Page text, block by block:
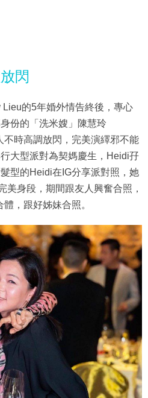
閃
的5年婚外情告終後，專心
份的「洗米嫂」陳慧玲
不時高調放閃，完美演繹邪不能
大型派對為契媽慶生，Heidi孖
型的Heidi在IG分享派對照，她
美身段，期間跟友人興奮合照，
，跟好姊妹合照。